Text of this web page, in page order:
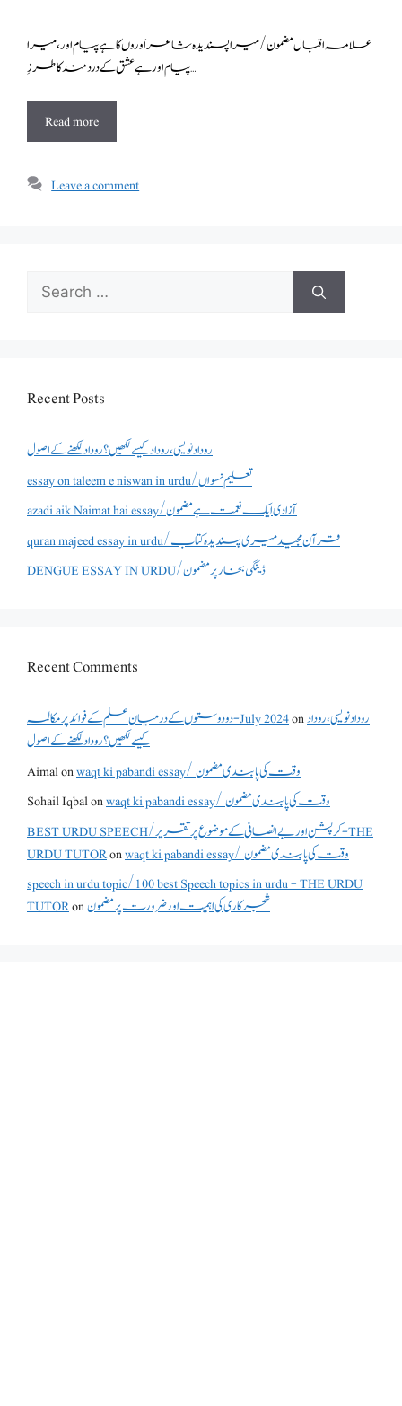
علامہ اقبال مضمون/میرا پسندیدہ شاعر اَوروں کا ہے پیام اور، میرا
پیام اور ہے عشق کے درد مند کا طرزِ …
Read more
Leave a comment
Search
for:
Recent Posts
روداد نویسی ،روداد کیسے لکھیں؟ روداد لکھنے کے اصول
essay on taleem e niswan in urdu/تعلیم نسواں
azadi aik Naimat hai essay/آزادی ایک نعمت ہے مضمون
quran majeed essay in urdu/قرآن مجید میری پسندیدہ کتاب
DENGUE ESSAY IN URDU/ڈینگی بخار پر مضمون
Recent Comments
دو دوستوں کے درمیان علم کے فوائد پر مکالمہ - July 2024onروداد نویسی ،روداد
کیسے لکھیں؟ روداد لکھنے کے اصول
Aimalon
waqt ki pabandi essay/ وقت کی پابندی مضمون
Sohail Iqbalon
waqt ki pabandi essay/ وقت کی پابندی مضمون
BEST URDU SPEECH/کرپشن اور بے انصافی کے موضوع پر تقریر - THE
URDU TUTORon
waqt ki pabandi essay/ وقت کی پابندی مضمون
speech in urdu topic/100 best Speech topics in urdu - THE URDU
TUTORonشجرکاری کی اہمیت اور ضرورت پر مضمون